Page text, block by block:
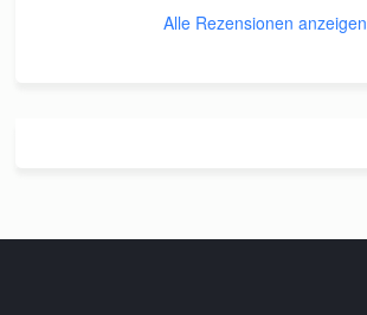
Alle Rezensionen anzeigen